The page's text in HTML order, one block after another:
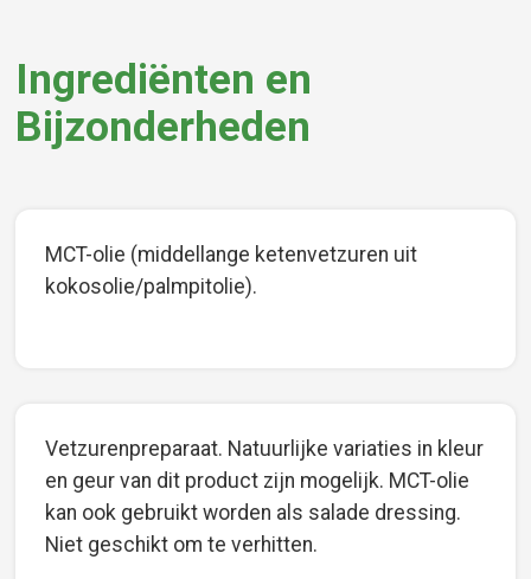
Ingrediënten en
Bijzonderheden
MCT-olie (middellange ketenvetzuren uit
kokosolie/palmpitolie).
Vetzurenpreparaat. Natuurlijke variaties in kleur
en geur van dit product zijn mogelijk. MCT-olie
kan ook gebruikt worden als salade dressing.
Niet geschikt om te verhitten.